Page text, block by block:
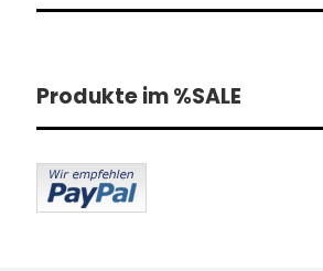
Produkte im %SALE